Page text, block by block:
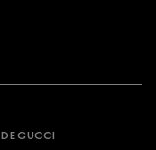
DE GUCCI